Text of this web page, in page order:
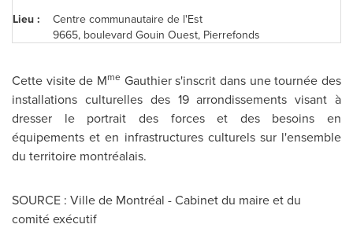
Lieu :
Centre communautaire de l'Est
9665, boulevard Gouin Ouest, Pierrefonds
Cette visite de Mme Gauthier s'inscrit dans une tournée des
installations culturelles des 19 arrondissements visant à
dresser le portrait des forces et des besoins en
équipements et en infrastructures culturels sur l'ensemble
du territoire montréalais.
SOURCE : Ville de Montréal - Cabinet du maire et du
comité exécutif